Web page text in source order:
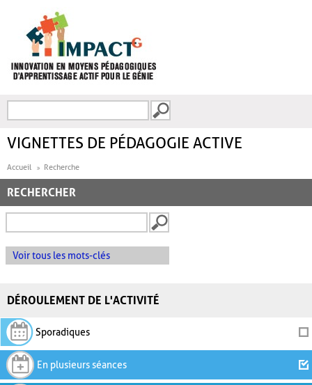
FORMULAIRE DE
VIGNETTES DE PÉDAGOGIE ACTIVE
Accueil Recherche
RECHERCHER
Voir tous les mots-clés
DÉROULEMENT DE L'ACTIVITÉ
Sporadiques
En plusieurs séances